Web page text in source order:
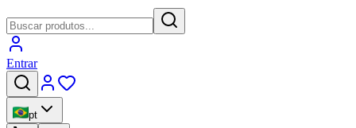
Entrar
pt